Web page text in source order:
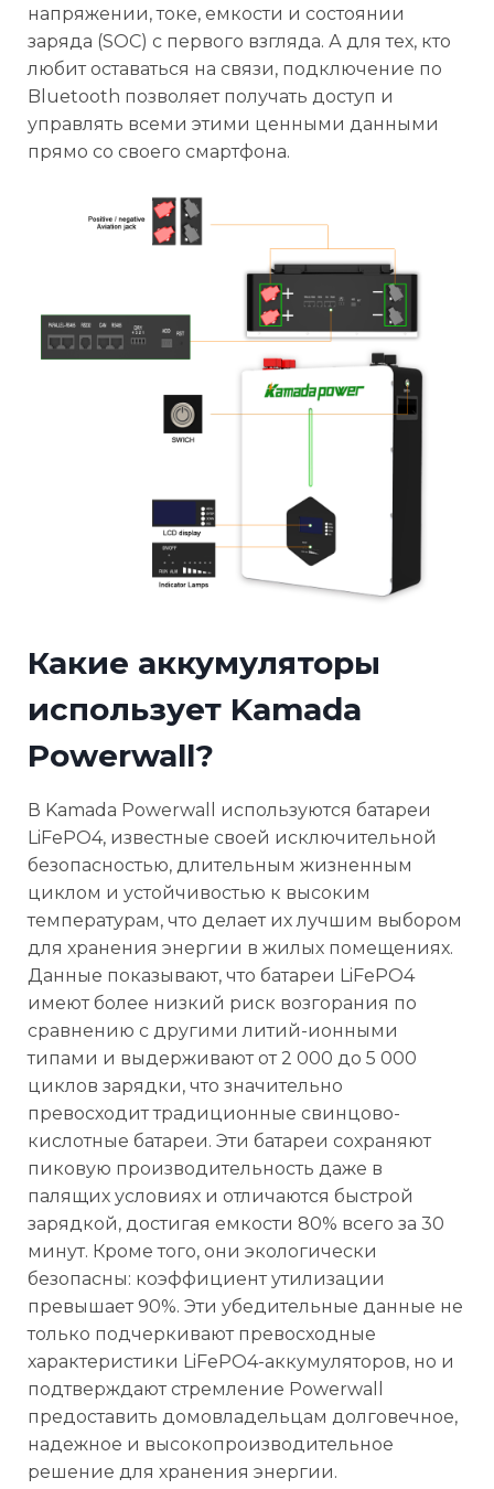
напряжении, токе, емкости и состоянии
заряда (SOC) с первого взгляда. А для тех, кто
любит оставаться на связи, подключение по
Bluetooth позволяет получать доступ и
управлять всеми этими ценными данными
прямо со своего смартфона.
Какие аккумуляторы
использует Kamada
Powerwall?
В Kamada Powerwall используются батареи
LiFePO4, известные своей исключительной
безопасностью, длительным жизненным
циклом и устойчивостью к высоким
температурам, что делает их лучшим выбором
для хранения энергии в жилых помещениях.
Данные показывают, что батареи LiFePO4
имеют более низкий риск возгорания по
сравнению с другими литий-ионными
типами и выдерживают от 2 000 до 5 000
циклов зарядки, что значительно
превосходит традиционные свинцово-
кислотные батареи. Эти батареи сохраняют
пиковую производительность даже в
палящих условиях и отличаются быстрой
зарядкой, достигая емкости 80% всего за 30
минут. Кроме того, они экологически
безопасны: коэффициент утилизации
превышает 90%. Эти убедительные данные не
только подчеркивают превосходные
характеристики LiFePO4-аккумуляторов, но и
подтверждают стремление Powerwall
предоставить домовладельцам долговечное,
надежное и высокопроизводительное
решение для хранения энергии.